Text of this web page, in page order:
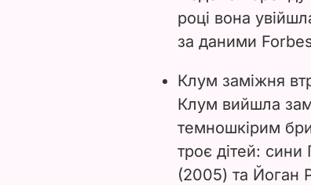
році вона
за даними
Клум заміжня
Клум вийшла
темношкірим
троє дітей:
(2005) та Йоган